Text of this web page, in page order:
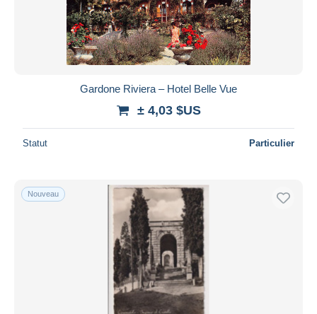
Gardone Riviera – Hotel Belle Vue
± 4,03 $US
Statut Particulier
Nouveau